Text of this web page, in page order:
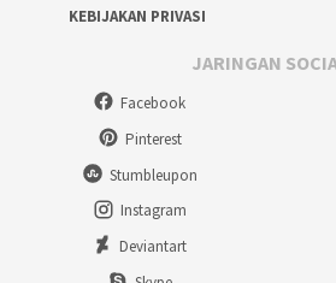
KEBIJAKAN PRIVASI
JARINGAN
Facebook
Pinterest
Stumbleupon
Instagram
Deviantart